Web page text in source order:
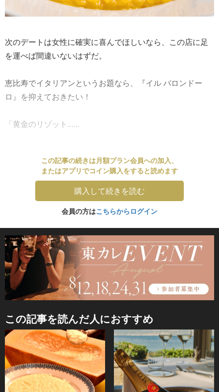
次のデートは女性に確実に喜んでほしいなら、この店に足
を運べば間違いないはずだ。
恵比寿でイタリアンというお題なら、『イル バロンドー
ロ』を抑えておきたい！
「黄金のリゾット......
この記事の続きは月額プラン会員への加入、
またはアプリでコイン購入をすると読めます
購入して続きを読む
会員の方はこちらからログイン
この記事を読んだ人におすすめ